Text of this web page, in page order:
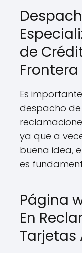
de
Frontera
Es
despacho
ya que a
buena idea,
es
Página
En
Tarjetas